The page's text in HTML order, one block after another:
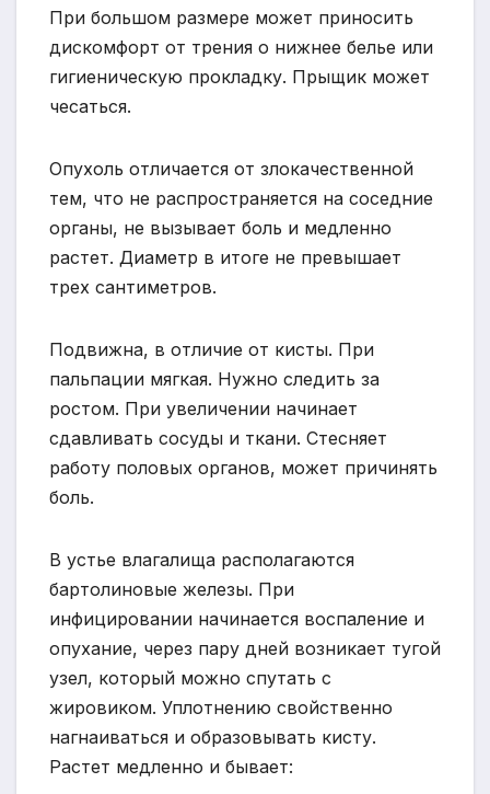
При большом размере может приносить
дискомфорт от трения о нижнее белье или
гигиеническую прокладку. Прыщик может
чесаться.
Опухоль отличается от злокачественной
тем, что не распространяется на соседние
органы, не вызывает боль и медленно
растет. Диаметр в итоге не превышает
трех сантиметров.
Подвижна, в отличие от кисты. При
пальпации мягкая. Нужно следить за
ростом. При увеличении начинает
сдавливать сосуды и ткани. Стесняет
работу половых органов, может причинять
боль.
В устье влагалища располагаются
бартолиновые железы. При
инфицировании начинается воспаление и
опухание, через пару дней возникает тугой
узел, который можно спутать с
жировиком. Уплотнению свойственно
нагнаиваться и образовывать кисту.
Растет медленно и бывает: